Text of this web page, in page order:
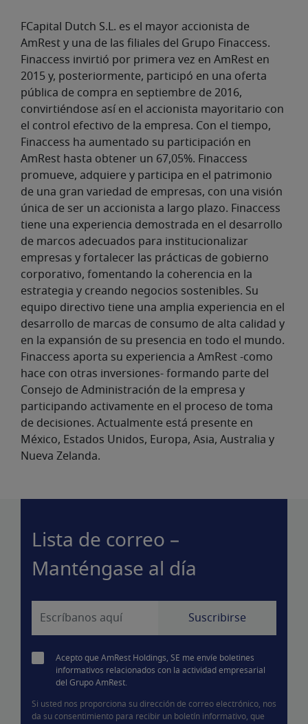
FCapital Dutch S.L. es el mayor accionista de
AmRest y una de las filiales del Grupo Finaccess.
Finaccess invirtió por primera vez en AmRest en
2015 y, posteriormente, participó en una oferta
pública de compra en septiembre de 2016,
convirtiéndose así en el accionista mayoritario con
el control efectivo de la empresa. Con el tiempo,
Finaccess ha aumentado su participación en
AmRest hasta obtener un 67,05%. Finaccess
promueve, adquiere y participa en el patrimonio
de una gran variedad de empresas, con una visión
única de ser un accionista a largo plazo. Finaccess
tiene una experiencia demostrada en el desarrollo
de marcos adecuados para institucionalizar
empresas y fortalecer las prácticas de gobierno
corporativo, fomentando la coherencia en la
estrategia y creando negocios sostenibles. Su
equipo directivo tiene una amplia experiencia en el
desarrollo de marcas de consumo de alta calidad y
en la expansión de su presencia en todo el mundo.
Finaccess aporta su experiencia a AmRest -como
hace con otras inversiones- formando parte del
Consejo de Administración de la empresa y
participando activamente en el proceso de toma
de decisiones. Actualmente está presente en
México, Estados Unidos, Europa, Asia, Australia y
Nueva Zelanda.
Lista de correo –
Manténgase al día
Acepto que AmRest Holdings, SE me envíe boletines
informativos relacionados con la actividad empresarial
del Grupo AmRest.
Si usted nos proporciona su dirección de correo electrónico, nos
da su consentimiento para recibir un boletín informativo, que